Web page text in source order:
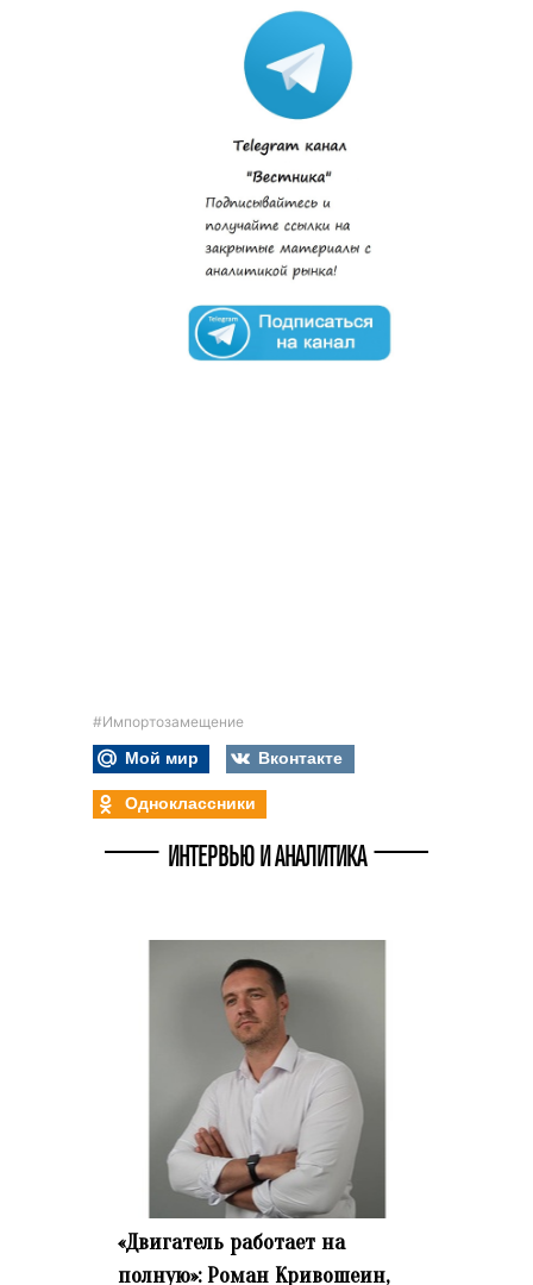
#Импортозамещение
Мой мир
Вконтакте
Одноклассники
ИНТЕРВЬЮ И АНАЛИТИКА
«Двигатель работает на
полную»: Роман Кривошеин,